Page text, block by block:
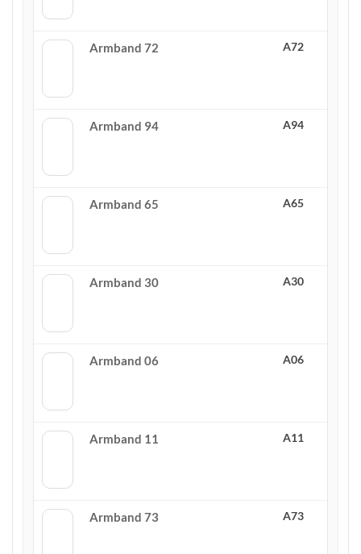
Armband 72 A72
Armband 94 A94
Armband 65 A65
Armband 30 A30
Armband 06 A06
Armband 11 A11
Armband 73 A73